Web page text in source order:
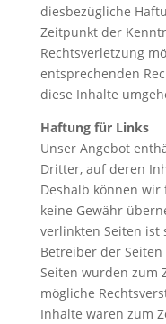
diesbezügliche
Zeitpunkt der
Rechtsverletzung
entsprechenden
diese Inhalte
Haftung für Links
Unser Angebot
Dritter, auf deren
Deshalb können
keine Gewähr
verlinkten Seiten ist
Betreiber der
Seiten wurden zum
mögliche
Inhalte waren zum